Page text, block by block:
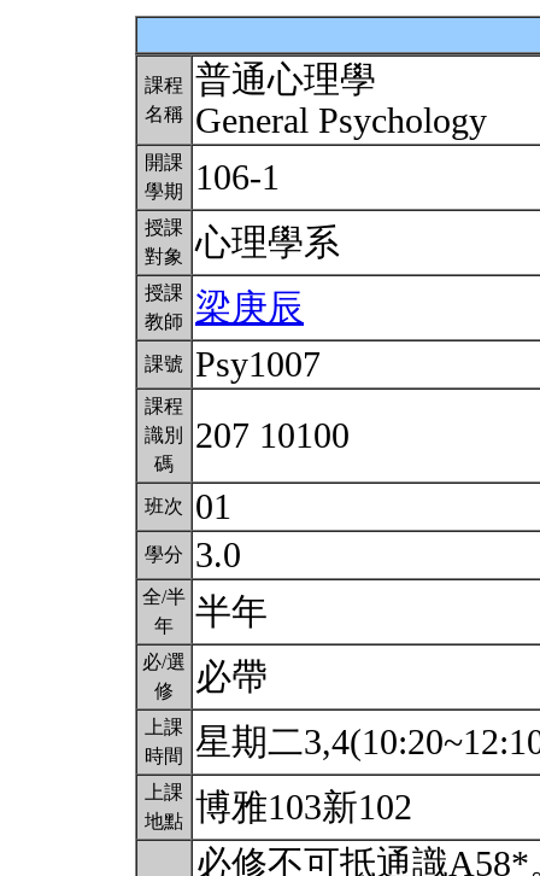
課程
名稱
普通心理學
General Psychology
開課
學期
106-1
授課
對象
心理學系
授課
教師
梁庚辰
課號 Psy1007
課程
識別
碼
207 10100
班次 01
學分 3.0
全/半
年
半年
必/選
修
必帶
上課
時間
星期二
上課
地點 博雅103新102
必修不可抵通識